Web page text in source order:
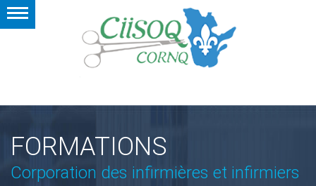
FORMATIONS
Corporation des infirmières et infirmiers